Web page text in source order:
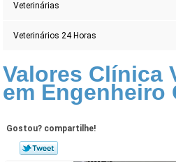
Veterinárias
Veterinários 24 Horas
Valores Clínica
em Engenheiro
Gostou? compartilhe!